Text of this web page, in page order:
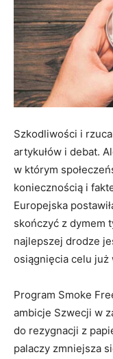
Szkodliwości i
artykułów i debat.
w którym
koniecznością i
Europejska
skończyć z dymem
najlepszej drodze
osiągnięcia celu już
Program Smoke
ambicje Szwecji w
do rezygnacji z
palaczy zmniejsza